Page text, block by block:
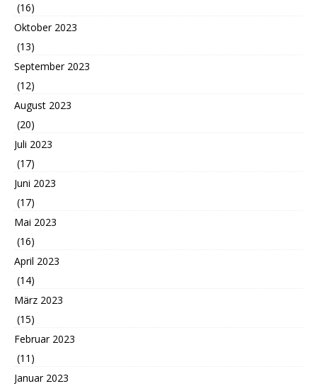
(16)
Oktober 2023
(13)
September 2023
(12)
August 2023
(20)
Juli 2023
(17)
Juni 2023
(17)
Mai 2023
(16)
April 2023
(14)
März 2023
(15)
Februar 2023
(11)
Januar 2023